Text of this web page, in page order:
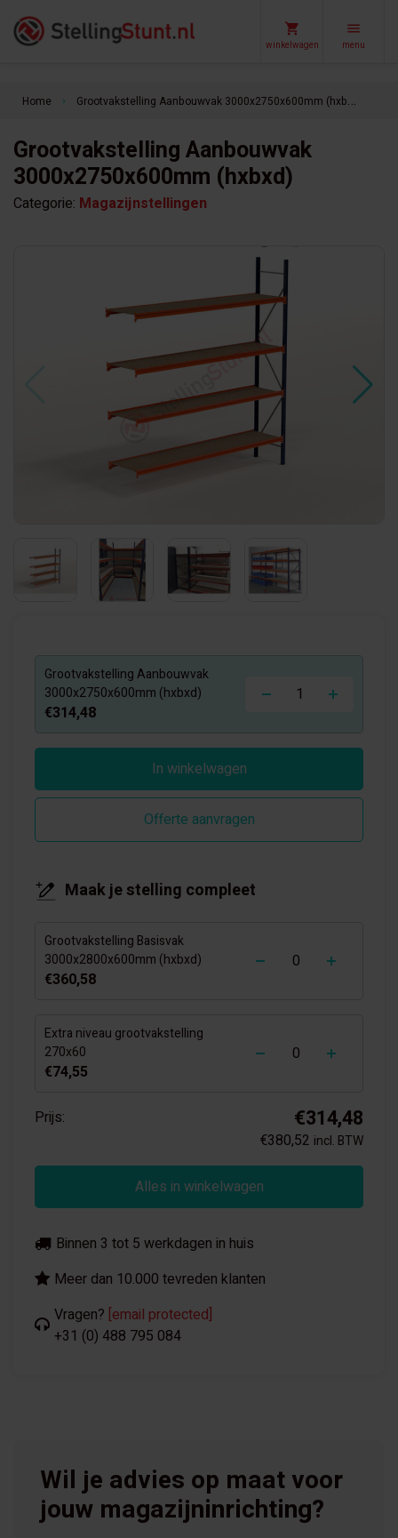
winkelwagen menu
Home keyboard_arrow_right Grootvakstelling Aanbouwvak 3000x2750x600mm (hxbxd)
Grootvakstelling Aanbouwvak
3000x2750x600mm (hxbxd)
Categorie: Magazijnstellingen
Grootvakstelling Aanbouwvak
3000x2750x600mm (hxbxd)
€314,48
-
In winkelwagen
Offerte aanvragen
Maak je stelling compleet
Grootvakstelling Basisvak
3000x2800x600mm (hxbxd)
€360,58
-
Extra niveau grootvakstelling
270x60
€74,55
-
Prijs: €314,48
€380,52 incl. BTW
Alles in winkelwagen
Binnen 3 tot 5 werkdagen in huis
Meer dan 10.000 tevreden klanten
Vragen? [email protected]
+31 (0) 488 795 084
Wil je advies op maat voor
jouw magazijninrichting?